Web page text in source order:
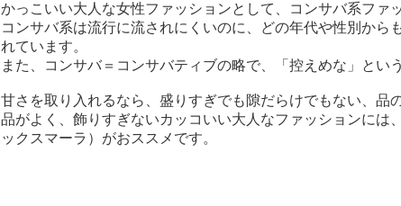
かっこいい大人な女性ファッションとして、コンサバ系ファ
コンサバ系は流行に流されにくいのに、どの年代や性別から
れています。
また、コンサバ＝コンサバティブの略で、「控えめな」とい
甘さを取り入れるなら、盛りすぎでも隙だらけでもない、品
品がよく、飾りすぎないカッコいい大人なファッションには
ックスマーラ）がおススメです。